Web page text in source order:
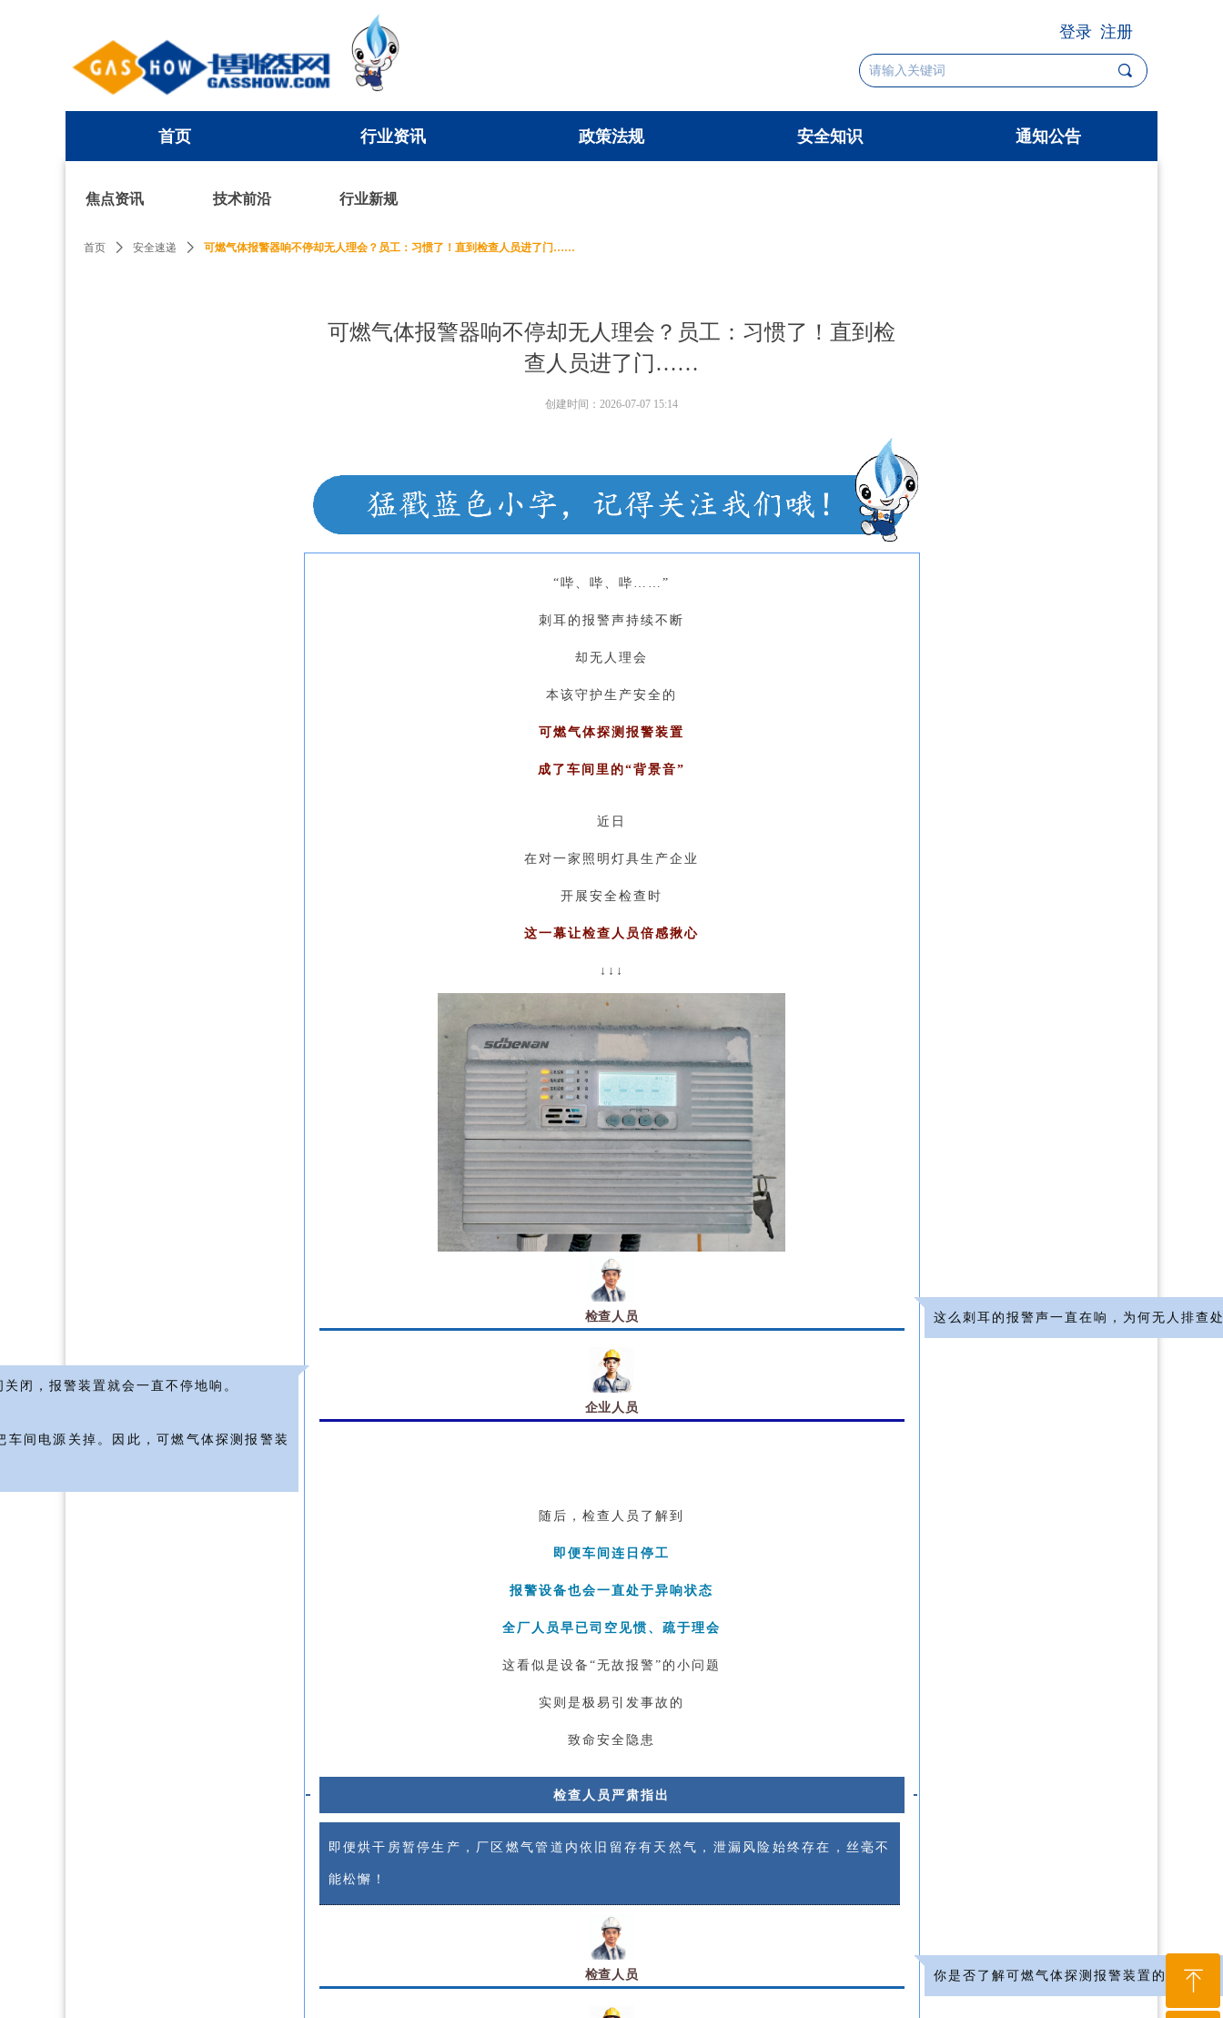
끠
登录 注册
首页 行业资讯
行业资讯
政策法规 安全知识 通知公告
焦点资讯 技术前沿 行业新规
首页 ꄲ 安全速递 ꄲ 可燃气体报警器响不停却无人理会？员工：习惯了！直到检查人员进了门……
可燃气体报警器响不停却无人理会？员工：习惯了！直到检
查人员进了门……
创建时间： 2026-07-07 15:14
“哔、哔、哔……”
刺耳的报警声持续不断
却无人理会
本该守护生产安全的
可燃气体探测报警装置
成了车间里的“背景音”
近日
在对一家照明灯具生产企业
开展安全检查时
这一幕让检查人员倍感揪心
↓↓↓
检查人员 这么刺耳的报警声一直在响，为何无人排查
闭，报警装置就会一直不停地响。
间电源关掉。因此，可燃气体探测报警装
企业人员
随后，检查人员了解到
即便车间连日停工
报警设备也会一直处于异响状态
全厂人员早已司空见惯、 疏于理会
这看似是设备“无故报警”的小问题
实则是极易引发事故的
致命安全隐患
检查人员严肃指出
即便烘干房暂停生产，厂区燃气管道内依旧留存有天然气，泄漏风险始终存在，丝毫不
能松懈！
检查人员 你是否了解可燃气体探测报警装置的作用？
ꁸ